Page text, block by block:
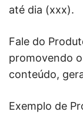
até dia (xxx).
Fale do
promovendo
conteúdo,
Exemplo de